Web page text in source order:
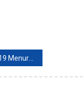
Akhir Pandemi Sudah Dekat